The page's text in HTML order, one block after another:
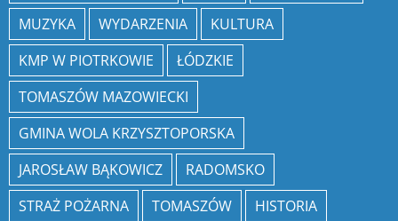
MUZYKA
WYDARZENIA
KULTURA
KMP W PIOTRKOWIE
ŁÓDZKIE
TOMASZÓW MAZOWIECKI
GMINA WOLA KRZYSZTOPORSKA
JAROSŁAW BĄKOWICZ
RADOMSKO
STRAŻ POŻARNA
TOMASZÓW
HISTORIA